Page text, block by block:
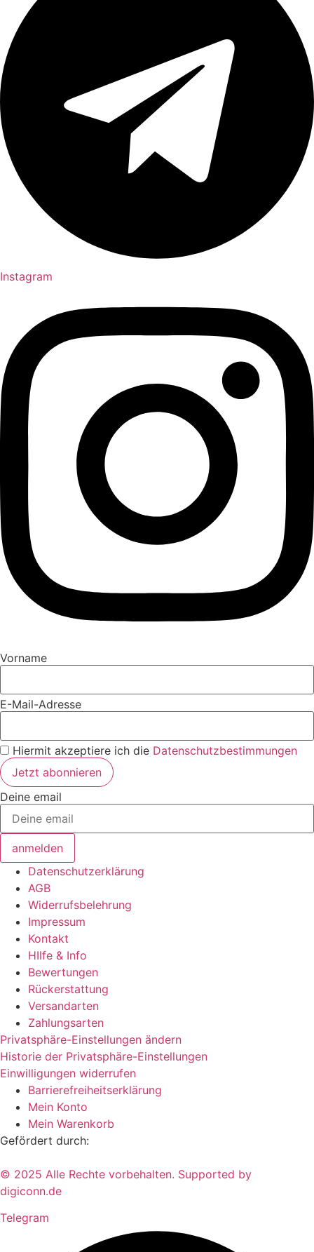
Instagram
Vorname
E-Mail-Adresse
Hiermit akzeptiere ich die Datenschutzbestimmungen
Deine email
anmelden
Datenschutzerklärung
AGB
Widerrufsbelehrung
Impressum
Kontakt
HIlfe & Info
Bewertungen
Rückerstattung
Versandarten
Zahlungsarten
Privatsphäre-Einstellungen ändern
Historie der Privatsphäre-Einstellungen
Einwilligungen widerrufen
Barrierefreiheitserklärung
Mein Konto
Mein Warenkorb
Gefördert durch:
© 2025 Alle Rechte vorbehalten. Supported by
digiconn.de
Telegram